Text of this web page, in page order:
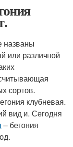
названы
или различной
сортов.
клубневая.
вид и. Сегодня
– бегония